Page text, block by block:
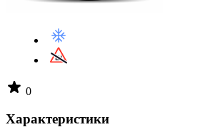
0
Характеристики